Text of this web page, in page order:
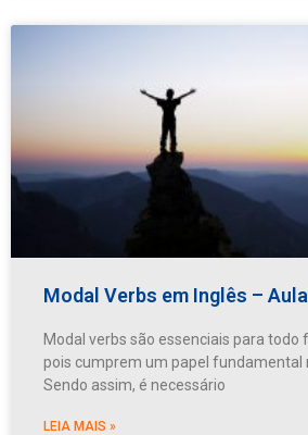
Modal Verbs em Inglês –
Modal verbs são essenciais para todo
pois cumprem um papel fundamental
Sendo assim, é necessário
LEIA MAIS »